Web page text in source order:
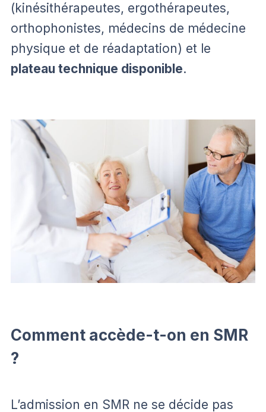
(kinésithérapeutes, ergothérapeutes,
orthophonistes, médecins de médecine
physique et de réadaptation) et le
plateau technique disponible.
Comment accède-t-on en SMR
?
L’admission en SMR ne se décide pas